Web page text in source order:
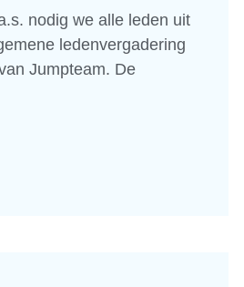
nodig we alle leden uit
ledenvergadering
Jumpteam. De